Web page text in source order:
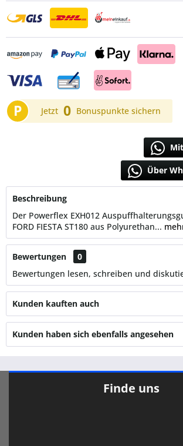
P Jetzt 0 Bonuspunkte sichern
Über
Beschreibung
Der Powerflex EXH012
FORD FIESTA ST180 aus Polyurethan...
Bewertungen
0
Bewertungen lesen, schreiben und
Kunden kauften auch
Kunden haben sich ebenfalls angesehen
Finde uns